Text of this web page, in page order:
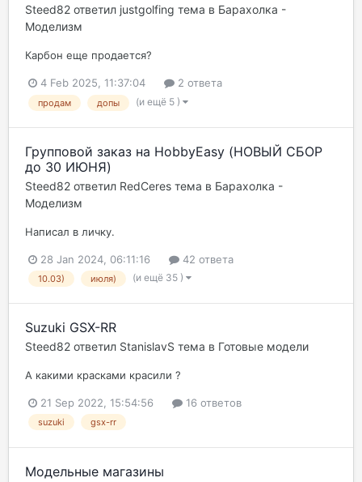
Steed82 ответил justgolfing тема в Барахолка -
Моделизм
Карбон еще продается?
4 Feb 2025, 11:37:04 2 ответа
продам допы (и ещё 5 )
Групповой заказ на HobbyEasy (НОВЫЙ СБОР
до 30 ИЮНЯ)
Steed82 ответил RedCeres тема в Барахолка -
Моделизм
Написал в личку.
28 Jan 2024, 06:11:16 42 ответа
10.03) июля) (и ещё 35 )
Suzuki GSX-RR
Steed82 ответил StanislavS тема в Готовые модели
А какими красками красили ?
21 Sep 2022, 15:54:56 16 ответов
suzuki gsx-rr
Модельные магазины